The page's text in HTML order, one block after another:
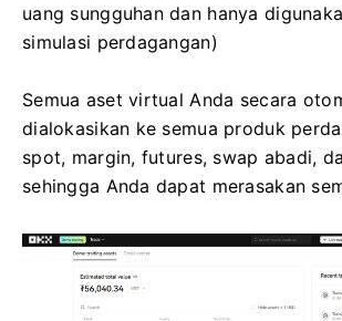
uang sungguhan dan hanya
simulasi perdagangan)
Semua aset virtual Anda secara
dialokasikan ke semua produk
spot, margin, futures, swap abadi,
sehingga Anda dapat merasakan